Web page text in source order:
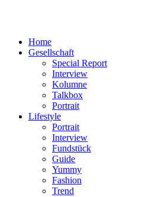
Home
Gesellschaft
Special Report
Interview
Kolumne
Talkbox
Portrait
Lifestyle
Portrait
Interview
Fundstück
Guide
Yummy
Fashion
Trend